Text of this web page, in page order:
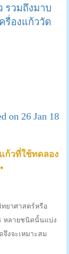
รวมถึงมาบ
รื่องแก้ววัด
on 26 Jan 18
ก้วที่ใช้ทดลอง
ทยาศาสตร์หรือ
หลายชนิดนั้นแบ่ง
งจะเหมาะสม